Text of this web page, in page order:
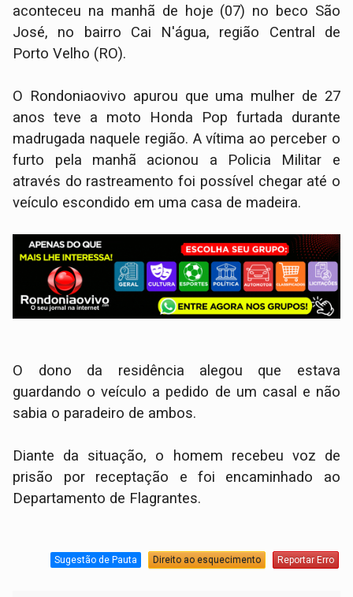
aconteceu na manhã de hoje (07) no beco São
José, no bairro Cai N'água, região Central de
Porto Velho (RO).
O Rondoniaovivo apurou que uma mulher de 27
anos teve a moto Honda Pop furtada durante
madrugada naquele região. A vítima ao perceber o
furto pela manhã acionou a Policia Militar e
através do rastreamento foi possível chegar até o
veículo escondido em uma casa de madeira.
O dono da residência alegou que estava
guardando o veículo a pedido de um casal e não
sabia o paradeiro de ambos.
Diante da situação, o homem recebeu voz de
prisão por receptação e foi encaminhado ao
Departamento de Flagrantes.
Sugestão de Pauta Direito ao esquecimento Reportar Erro